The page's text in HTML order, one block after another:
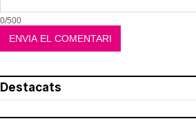
0/500
Destacats